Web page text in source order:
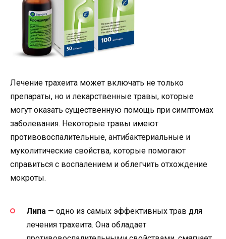
Лечение трахеита может включать не только
препараты, но и лекарственные травы, которые
могут оказать существенную помощь при симптомах
заболевания. Некоторые травы имеют
противовоспалительные, антибактериальные и
муколитические свойства, которые помогают
справиться с воспалением и облегчить отхождение
мокроты.
Липа — одно из самых эффективных трав для
лечения трахеита. Она обладает